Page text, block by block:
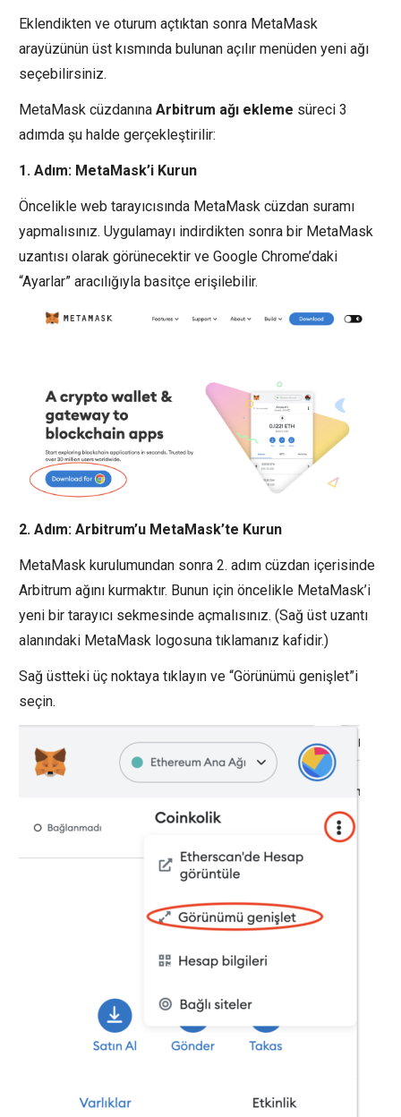
Eklendikten ve oturum açtıktan sonra MetaMask
arayüzünün üst kısmında bulunan açılır menüden yeni ağı
seçebilirsiniz.
MetaMask cüzdanına Arbitrum ağı ekleme süreci 3
adımda şu halde gerçekleştirilir:
1. Adım: MetaMask’i Kurun
Öncelikle web tarayıcısında MetaMask cüzdan suramı
yapmalısınız. Uygulamayı indirdikten sonra bir MetaMask
uzantısı olarak görünecektir ve Google Chrome’daki
“Ayarlar” aracılığıyla basitçe erişilebilir.
2. Adım: Arbitrum’u MetaMask’te Kurun
MetaMask kurulumundan sonra 2. adım cüzdan içerisinde
Arbitrum ağını kurmaktır. Bunun için öncelikle MetaMask’i
yeni bir tarayıcı sekmesinde açmalısınız. (Sağ üst uzantı
alanındaki MetaMask logosuna tıklamanız kafidir.)
Sağ üstteki üç noktaya tıklayın ve “Görünümü genişlet”i
seçin.